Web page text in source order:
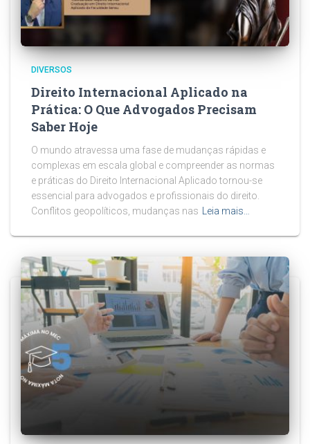
DIVERSOS
Direito Internacional Aplicado na
Prática: O Que Advogados Precisam
Saber Hoje
O mundo atravessa uma fase de mudanças rápidas e
complexas em escala global e compreender as normas
e práticas do Direito Internacional Aplicado tornou-se
essencial para advogados e profissionais do direito.
Conflitos geopolíticos, mudanças nas
Leia mais…